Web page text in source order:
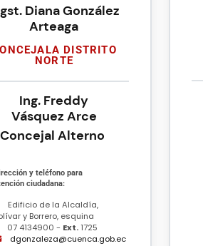
Diana González
Arteaga
DISTRITO
NORTE
Ing. Freddy
Vásquez Arce
Concejal Alterno
y teléfono para
ciudadana:
Edificio de la Alcaldía,
y Borrero, esquina
07 4134900 - Ext.1725
dgonzaleza@cuenca.gob.ec